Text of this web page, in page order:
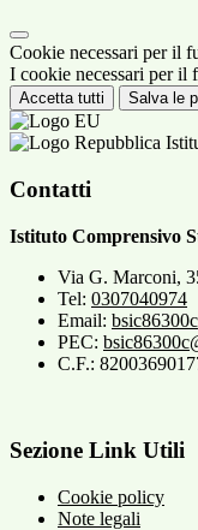
Cookie necessari per il
I cookie necessari per il
Accetta tutti Salva le
Contatti
Istituto Comprensivo
Via G. Marconi,
Tel: 0307040974
Email:
PEC:
C.F.:
Sezione Link Utili
Cookie policy
Note legali